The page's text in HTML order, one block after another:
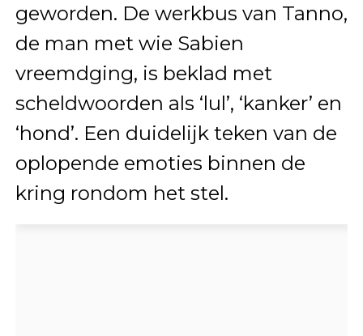
geworden. De werkbus van Tanno,
de man met wie Sabien
vreemdging, is beklad met
scheldwoorden als ‘lul’, ‘kanker’ en
‘hond’. Een duidelijk teken van de
oplopende emoties binnen de
kring rondom het stel.